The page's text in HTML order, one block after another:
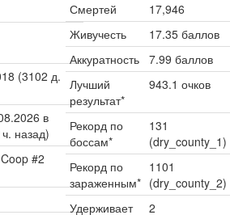
(3102 д.
в
назад)
#2
Смертей
17,946
Живучесть
17.35 баллов
Аккуратность
7.99 баллов
Лучший
результат*
943.1 очков
Рекорд по
боссам*
131
(dry_county_1)
Рекорд по
зараженным*
1101
(dry_county_2)
Удерживает
2